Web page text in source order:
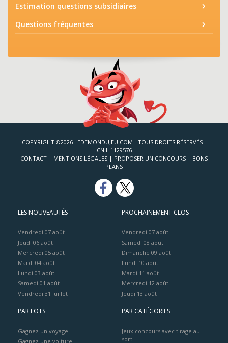
Estimation questions subsidiaires
Questions fréquentes
COPYRIGHT ©2026 LEDEMONDUJEU.COM - TOUS DROITS RÉSERVÉS -
CNIL 1129576
CONTACT | MENTIONS LÉGALES | PROPOSER UN CONCOURS | BONS
PLANS
LES NOUVEAUTÉS
Vendredi 07 août
Jeudi 06 août
Mercredi 05 août
Mardi 04 août
Lundi 03 août
Samedi 01 août
Vendredi 31 juillet
PROCHAINEMENT CLOS
Vendredi 07 août
Samedi 08 août
Dimanche 09 août
Lundi 10 août
Mardi 11 août
Mercredi 12 août
Jeudi 13 août
PAR LOTS
Gagnez un voyage
Gagnez une voiture
PAR CATÉGORIES
Jeux concours avec tirage au
sort